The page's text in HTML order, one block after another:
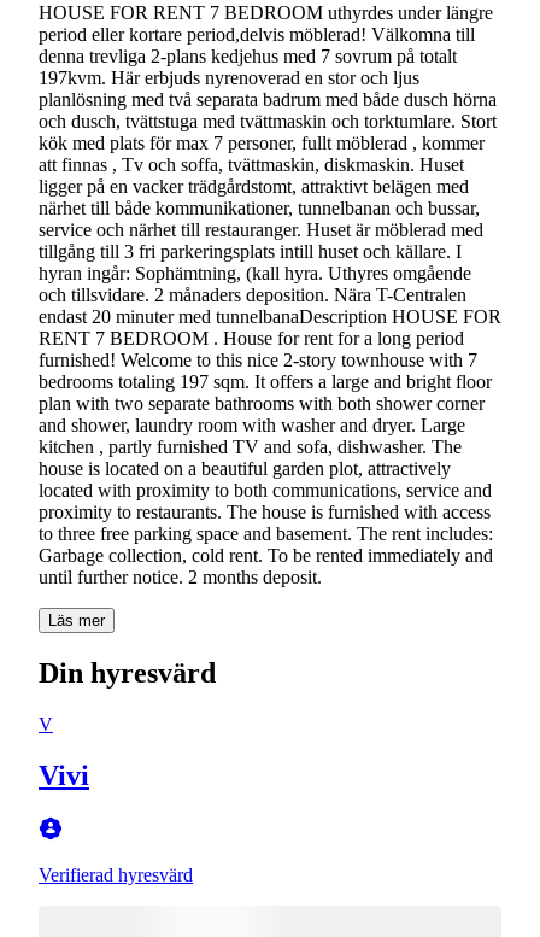
HOUSE FOR RENT 7 BEDROOM uthyrdes under längre
period eller kortare period,delvis möblerad! Välkomna till
denna trevliga 2-plans kedjehus med 7 sovrum på totalt
197kvm. Här erbjuds nyrenoverad en stor och ljus
planlösning med två separata badrum med både dusch hörna
och dusch, tvättstuga med tvättmaskin och torktumlare. Stort
kök med plats för max 7 personer, fullt möblerad , kommer
att finnas , Tv och soffa, tvättmaskin, diskmaskin. Huset
ligger på en vacker trädgårdstomt, attraktivt belägen med
närhet till både kommunikationer, tunnelbanan och bussar,
service och närhet till restauranger. Huset är möblerad med
tillgång till 3 fri parkeringsplats intill huset och källare. I
hyran ingår: Sophämtning, (kall hyra. Uthyres omgående
och tillsvidare. 2 månaders deposition. Nära T-Centralen
endast 20 minuter med tunnelbanaDescription HOUSE FOR
RENT 7 BEDROOM . House for rent for a long period
furnished! Welcome to this nice 2-story townhouse with 7
bedrooms totaling 197 sqm. It offers a large and bright floor
plan with two separate bathrooms with both shower corner
and shower, laundry room with washer and dryer. Large
kitchen , partly furnished TV and sofa, dishwasher. The
house is located on a beautiful garden plot, attractively
located with proximity to both communications, service and
proximity to restaurants. The house is furnished with access
to three free parking space and basement. The rent includes:
Garbage collection, cold rent. To be rented immediately and
until further notice. 2 months deposit.
Läs mer
Din hyresvärd
V
Vivi
Verifierad hyresvärd